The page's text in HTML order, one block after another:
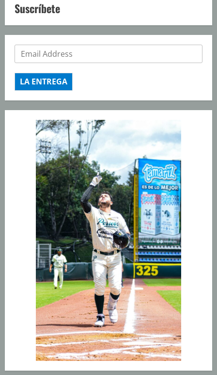
Suscríbete
LA ENTREGA